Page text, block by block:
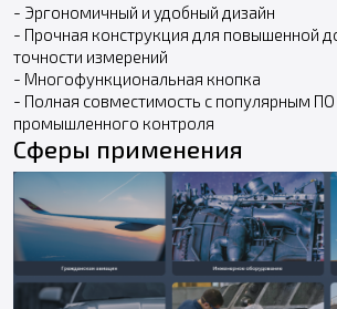
- Эргономичный и удобный дизайн
- Прочная конструкция для повышенной
точности измерений
- Многофункциональная кнопка
- Полная совместимость с популярным ПО
промышленного контроля
Сферы применения